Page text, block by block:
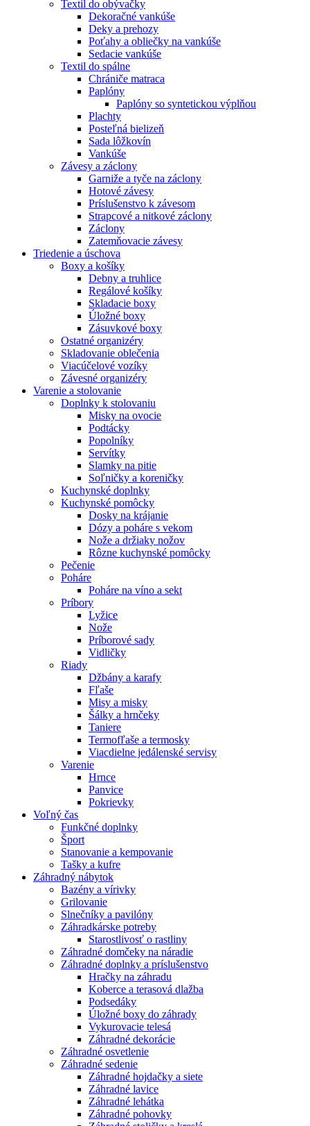
Textil do obývačky
Dekoračné vankúše
Deky a prehozy
Poťahy a obliečky na vankúše
Sedacie vankúše
Textil do spálne
Chrániče matraca
Paplóny
Paplóny so syntetickou výplňou
Plachty
Posteľná bielizeň
Sada lôžkovín
Vankúše
Závesy a záclony
Garniže a tyče na záclony
Hotové závesy
Príslušenstvo k závesom
Strapcové a nitkové záclony
Záclony
Zatemňovacie závesy
Triedenie a úschova
Boxy a košíky
Debny a truhlice
Regálové košíky
Skladacie boxy
Úložné boxy
Zásuvkové boxy
Ostatné organizéry
Skladovanie oblečenia
Viacúčelové vozíky
Závesné organizéry
Varenie a stolovanie
Doplnky k stolovaniu
Misky na ovocie
Podtácky
Popolníky
Servítky
Slamky na pitie
Soľničky a koreničky
Kuchynské doplnky
Kuchynské pomôcky
Dosky na krájanie
Dózy a poháre s vekom
Nože a držiaky nožov
Rôzne kuchynské pomôcky
Pečenie
Poháre
Poháre na víno a sekt
Príbory
Lyžice
Nože
Príborové sady
Vidličky
Riady
Džbány a karafy
Fľaše
Misy a misky
Šálky a hrnčeky
Taniere
Termofľaše a termosky
Viacdielne jedálenské servisy
Varenie
Hrnce
Panvice
Pokrievky
Voľný čas
Funkčné doplnky
Šport
Stanovanie a kempovanie
Tašky a kufre
Záhradný nábytok
Bazény a vírivky
Grilovanie
Slnečníky a pavilóny
Záhradkárske potreby
Starostlivosť o rastliny
Záhradné domčeky na náradie
Záhradné doplnky a príslušenstvo
Hračky na záhradu
Koberce a terasová dlažba
Podsedáky
Úložné boxy do záhrady
Vykurovacie telesá
Záhradné dekorácie
Záhradné osvetlenie
Záhradné sedenie
Záhradné hojdačky a siete
Záhradné lavice
Záhradné lehátka
Záhradné pohovky